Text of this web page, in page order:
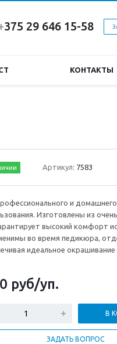
375 29 646 15-58
КОНТАКТЫ
Артикул: 7583
и домашнего
Изготовлены из
высокий комфорт
во время педикюра,
идеальное окрашивание
руб/уп.
В
ЗАДАТЬ ВОПРОС